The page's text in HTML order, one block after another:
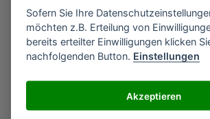
MOVIT Kurzhantel
Previous
Sofern Sie Ihre
möchten z.B. Erteilung von
bereits erteilter Einwilligungen klicken
nachfolgenden Button. Einstellungen
Akzeptieren